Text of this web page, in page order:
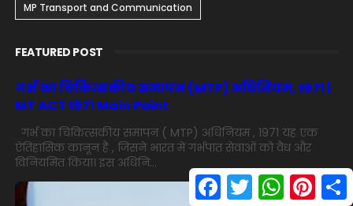
MP Transport and Communication
FEATURED POST
गर्भ का चिकित्सकीय समापन (MTP) अधिनियम, 1971 |
MT ACT 1971 Main Point
गर्भ का चिकित्सकीय समापन ( MTP) अधिनियम , 1971 यह एक
ऐतिहासिक कानून है , जिसने भारत में गर्भपात सेवाओं को वैध और
विनियमित किया। इस अधिनि...
a
T
w
W
h